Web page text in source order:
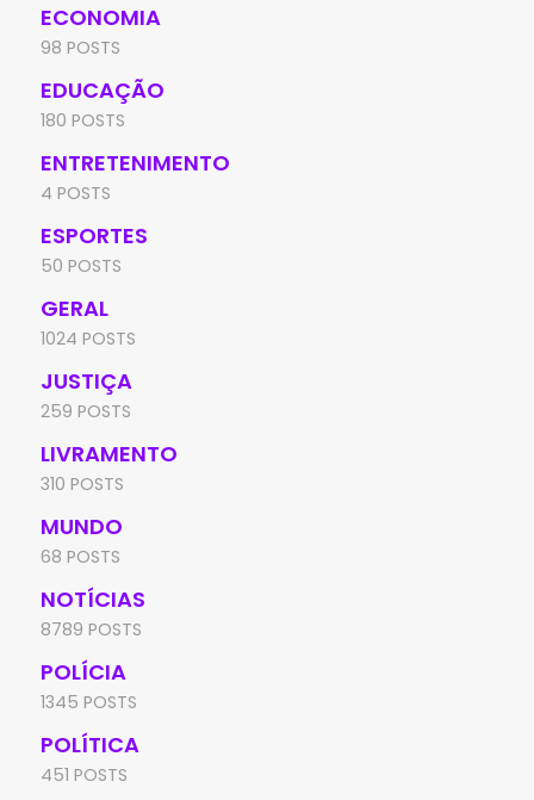
ECONOMIA
98 POSTS
EDUCAÇÃO
180 POSTS
ENTRETENIMENTO
4 POSTS
ESPORTES
50 POSTS
GERAL
1024 POSTS
JUSTIÇA
259 POSTS
LIVRAMENTO
310 POSTS
MUNDO
68 POSTS
NOTÍCIAS
8789 POSTS
POLÍCIA
1345 POSTS
POLÍTICA
451 POSTS